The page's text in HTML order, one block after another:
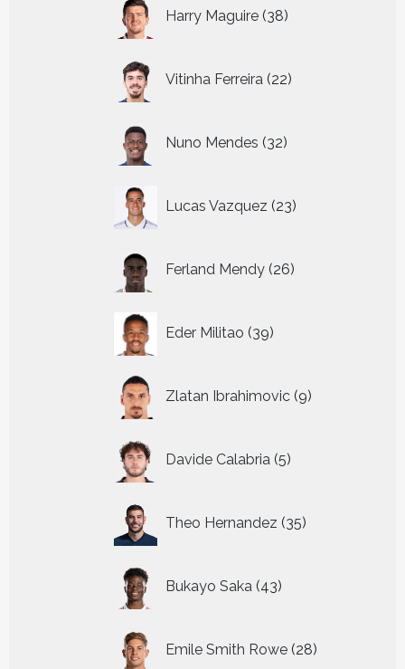
Harry Maguire 38
producten
Vitinha Ferreira 22
producten
Nuno Mendes 32
producten
Lucas Vazquez 23
producten
Ferland Mendy 26
producten
Eder Militao 39
producten
Zlatan Ibrahimovic 9
producten
Davide Calabria 5
producten
Theo Hernandez 35
producten
Bukayo Saka 43
producten
Emile Smith Rowe 28
producten